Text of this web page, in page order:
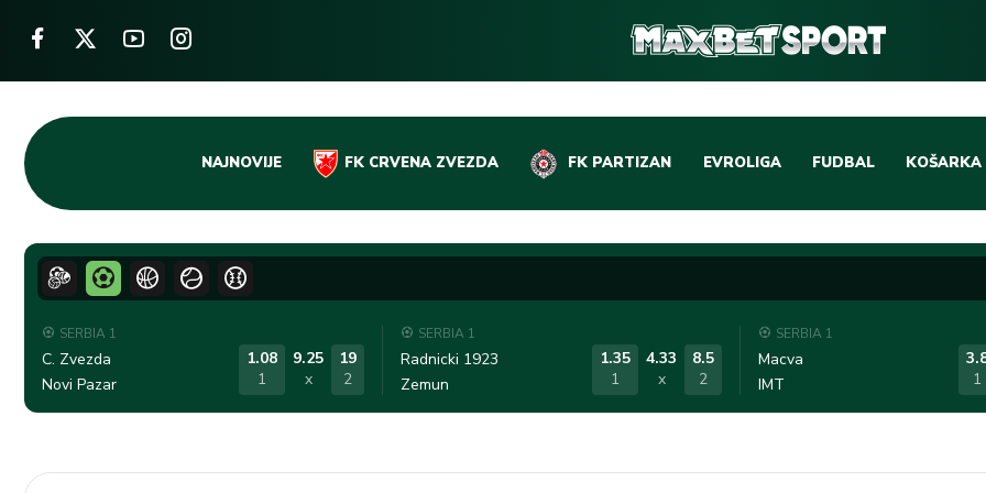
Skip
content
NAJNOVIJE FK CRVENA ZVEZDA FK PARTIZAN EVROLIGA FUDBAL
DOMAĆI FUDBAL
LIGE PETICE
KOŠARKA
EVROLIGA
ABA LIGA
SERBIA 1
C. Zvezda
Novi Pazar
1.08
1
9.25
x
19
2
SERBIA 1
Radnicki 1923
Zemun
1.35
1
4.33
x
8.5
2
SERBIA 1
Macva
IMT
1